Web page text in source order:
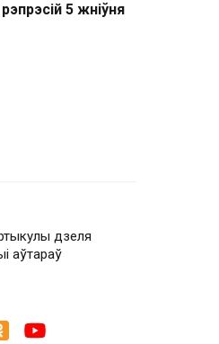
рэпрэсій 5 жніўня
дзеля
аўтараў